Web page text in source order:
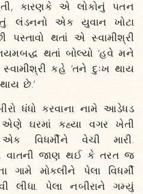
કારણકે એ લોકોનું પતન
લંડનનો એક યુવાન ખોટા
પસ્તાવો થતાં એ સ્વામીશ્રી
થતાં બોલ્યો ‘હવે મને
કહે ‘તને દુઃખ થાય
છે.‘
ધંધો કરવાના નામે આડેધડ
એણે ઘરમાં કહ્યા વગર ખેતી
વિધર્મીને વેચી મારી.
વાતની જાણ થઈ કે તરત જ
મોકલીને પેલા વિધર્મી
લીધા. પેલા નબીરાને ગમ્યું